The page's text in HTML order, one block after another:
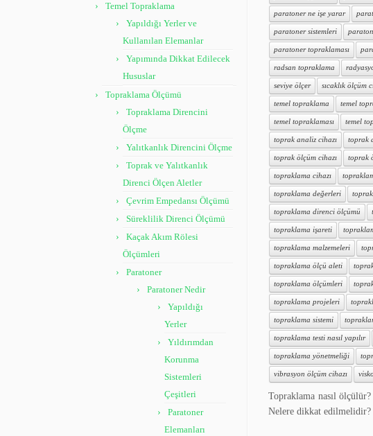
Temel Topraklama
Yapıldığı Yerler ve
Kullanılan Elemanlar
Yapımında Dikkat Edilecek
Hususlar
Topraklama Ölçümü
Topraklama Direncini
Ölçme
Yalıtkanlık Direncini Ölçme
Toprak ve Yalıtkanlık
Direnci Ölçen Aletler
Çevrim Empedansı Ölçümü
Süreklilik Direnci Ölçümü
Kaçak Akım Rölesi
Ölçümleri
Paratoner
Paratoner Nedir
Yapıldığı
Yerler
Yıldırımdan
Korunma
Sistemleri
Çeşitleri
Paratoner
Elemanları
paratoner ne işe yarar
paratoner sistemleri
paratoner topraklaması
radsan topraklama
seviye ölçer sıcaklık ölçüm
temel topraklama temel
temel topraklaması temel
toprak analiz cihazı toprak
toprak ölçüm cihazı toprak
topraklama cihazı
topraklama değerleri
topraklama direnci ölçümü
topraklama işareti
topraklama malzemeleri
topraklama ölçü aleti
topraklama ölçümleri
topraklama projeleri
topraklama sistemi
topraklama testi nasıl yapılır
topraklama yönetmeliği
vibrasyon ölçüm cihazı
Topraklama nasıl
Nelere dikkat